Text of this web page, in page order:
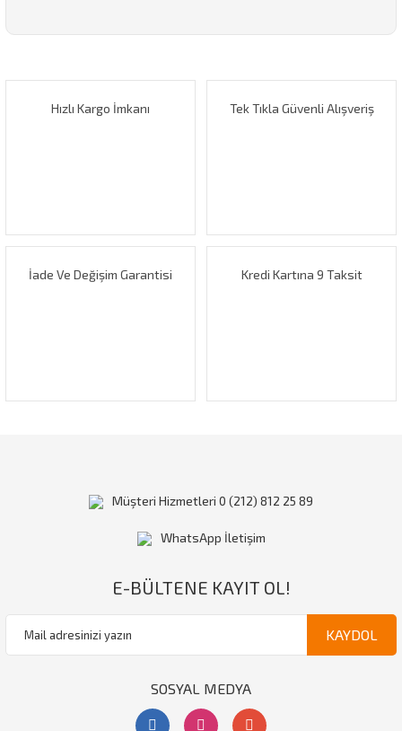
Görüş ve önerileriniz için teşekkür ederiz.
Hızlı Kargo İmkanı Tek Tıkla Güvenli Alışveriş
İade Ve Değişim Garantisi Kredi Kartına 9 Taksit
Müşteri Hizmetleri 0 (212) 812 25 89
WhatsApp İletişim
E-BÜLTENE KAYIT OL!
KAYDOL
SOSYAL MEDYA